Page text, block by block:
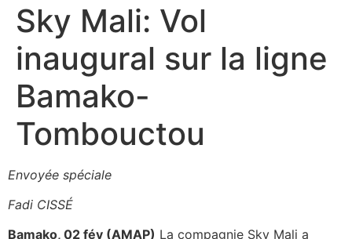
Sky Mali: Vol
inaugural sur la ligne
Bamako-
Tombouctou
Envoyée spéciale
Fadi CISSÉ
Bamako, 02 fév (AMAP) La compagnie Sky Mali a